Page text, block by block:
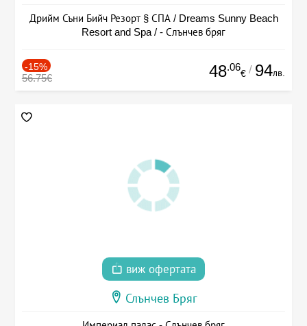
Дрийм Съни Бийч Резорт § СПА / Dreams Sunny Beach
Resort and Spa / - Слънчев бряг
-15%
56.75€ 48.06
€ / 94лв.
виж офертата
Слънчев Бряг